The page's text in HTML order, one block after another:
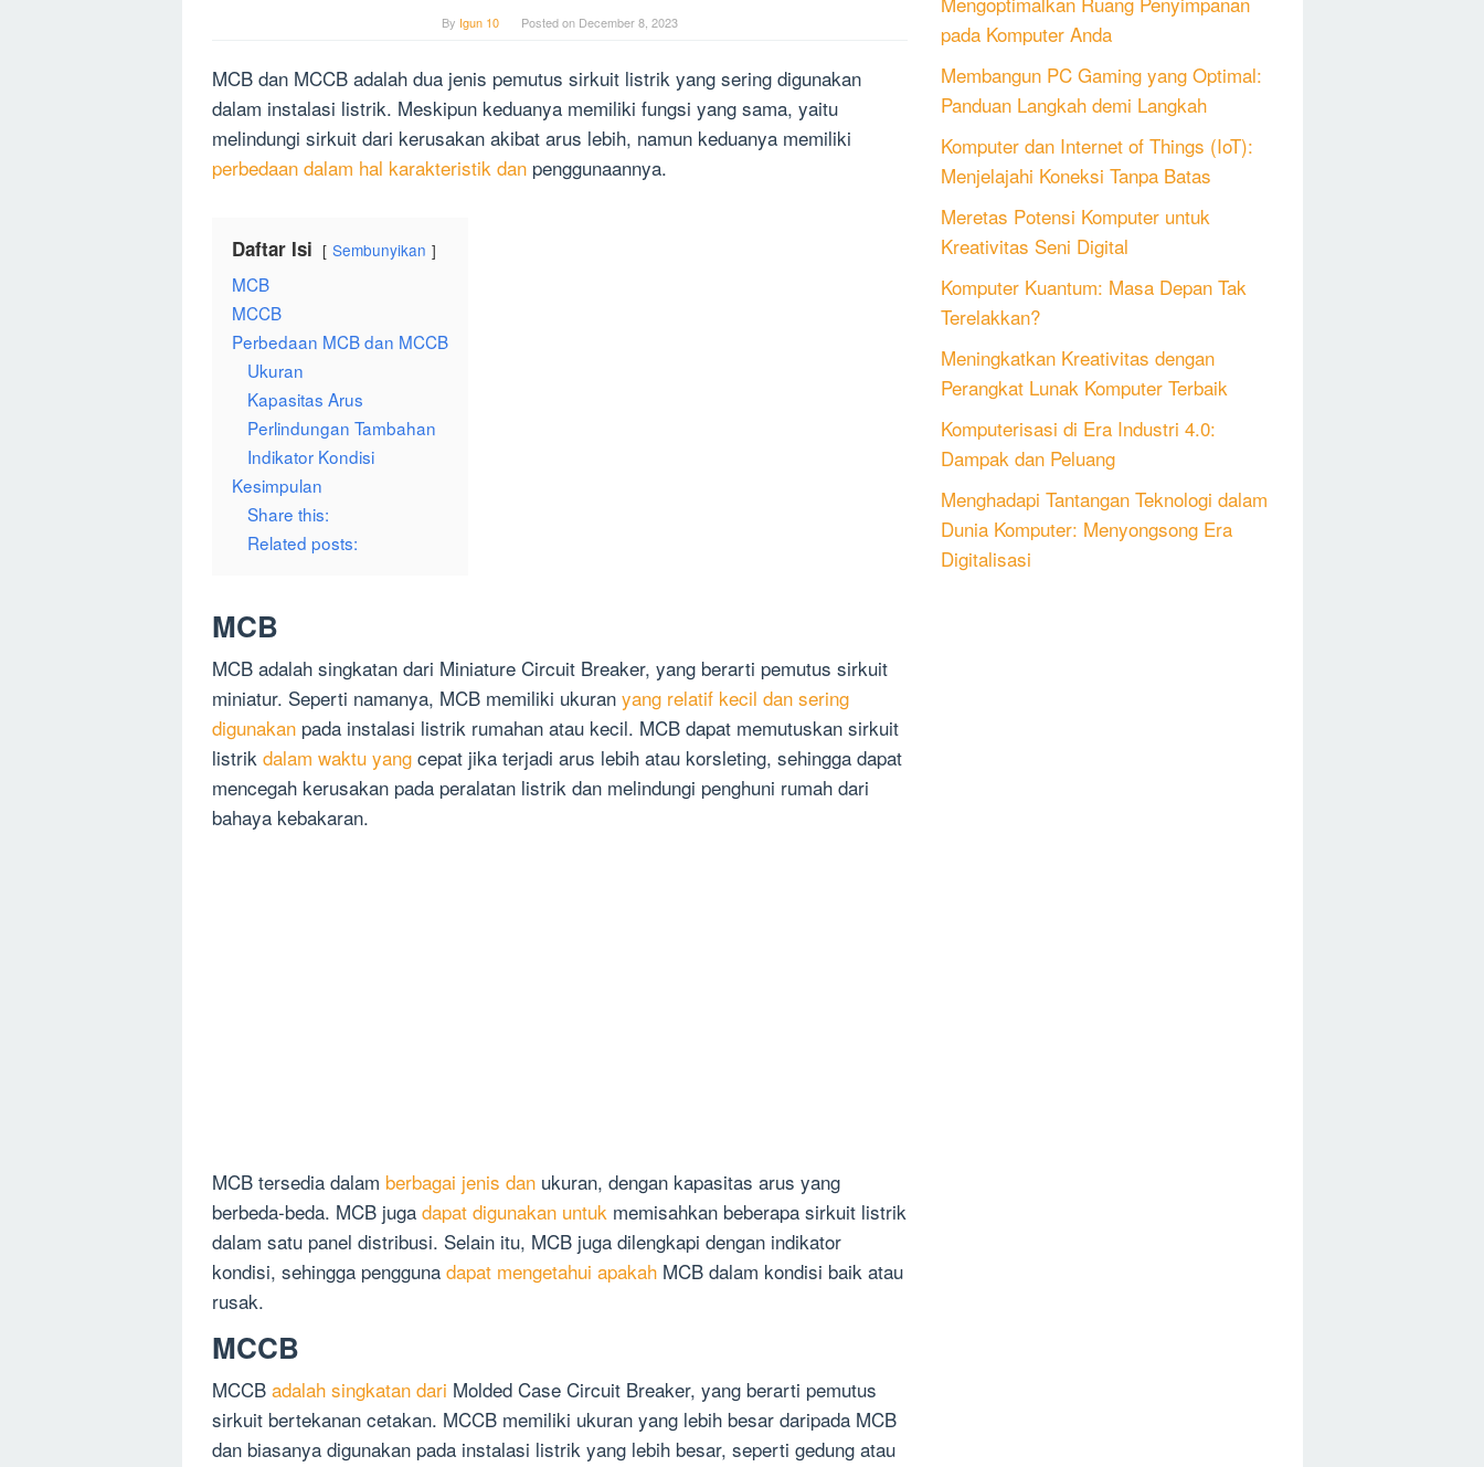
By Igun 10 Posted on December 8, 2023
MCB dan MCCB adalah dua jenis pemutus sirkuit listrik yang sering digunakan
dalam instalasi listrik. Meskipun keduanya memiliki fungsi yang sama, yaitu
melindungi sirkuit dari kerusakan akibat arus lebih, namun keduanya memiliki
perbedaan dalam hal karakteristik dan penggunaannya.
Daftar Isi Sembunyikan
MCB
MCCB
Perbedaan MCB dan MCCB
Ukuran
Kapasitas Arus
Perlindungan Tambahan
Indikator Kondisi
Kesimpulan
Share this:
Related posts:
MCB
MCB adalah singkatan dari Miniature Circuit Breaker, yang berarti pemutus sirkuit
miniatur. Seperti namanya, MCB memiliki ukuran yang relatif kecil dan sering
digunakan pada instalasi listrik rumahan atau kecil. MCB dapat memutuskan sirkuit
listrik dalam waktu yang cepat jika terjadi arus lebih atau korsleting, sehingga dapat
mencegah kerusakan pada peralatan listrik dan melindungi penghuni rumah dari
bahaya kebakaran.
MCB tersedia dalam berbagai jenis dan ukuran, dengan kapasitas arus yang
berbeda-beda. MCB juga dapat digunakan untuk memisahkan beberapa sirkuit listrik
dalam satu panel distribusi. Selain itu, MCB juga dilengkapi dengan indikator
kondisi, sehingga pengguna dapat mengetahui apakah MCB dalam kondisi baik atau
rusak.
MCCB
MCCB adalah singkatan dari Molded Case Circuit Breaker, yang berarti pemutus
sirkuit bertekanan cetakan. MCCB memiliki ukuran yang lebih besar daripada MCB
dan biasanya digunakan pada instalasi listrik yang lebih besar, seperti gedung atau
pada Komputer Anda
Membangun PC Gaming yang Optimal:
Panduan Langkah demi Langkah
Komputer dan Internet of Things (IoT):
Menjelajahi Koneksi Tanpa Batas
Meretas Potensi Komputer untuk
Kreativitas Seni Digital
Komputer Kuantum: Masa Depan Tak
Terelakkan?
Meningkatkan Kreativitas dengan
Perangkat Lunak Komputer Terbaik
Komputerisasi di Era Industri 4.0:
Dampak dan Peluang
Menghadapi Tantangan Teknologi dalam
Dunia Komputer: Menyongsong Era
Digitalisasi